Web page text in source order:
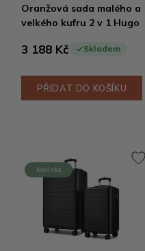
Oranžová sada malého a
velkého kufru 2 v 1 Hugo
3 188 Kč Skladem
PŘIDAT DO KOŠÍKU
Novinka